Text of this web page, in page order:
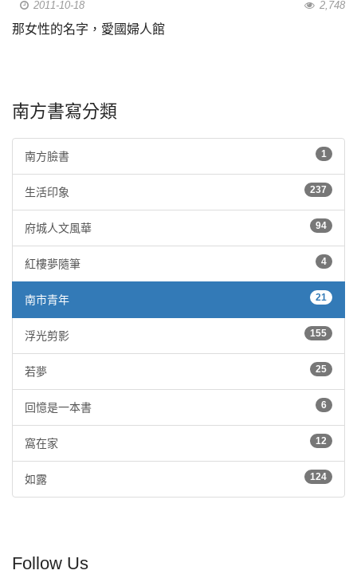
2011-10-18 2,748
那女性的名字，愛國婦人館
南方書寫分類
南方臉書 1
生活印象 237
府城人文風華 94
紅樓夢隨筆 4
南市青年 21
浮光剪影 155
若夢 25
回憶是一本書 6
窩在家 12
如露 124
Follow Us